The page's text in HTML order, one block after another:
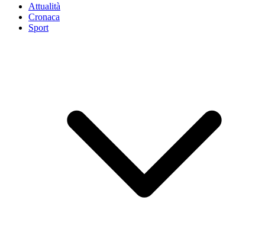
Attualità
Cronaca
Sport